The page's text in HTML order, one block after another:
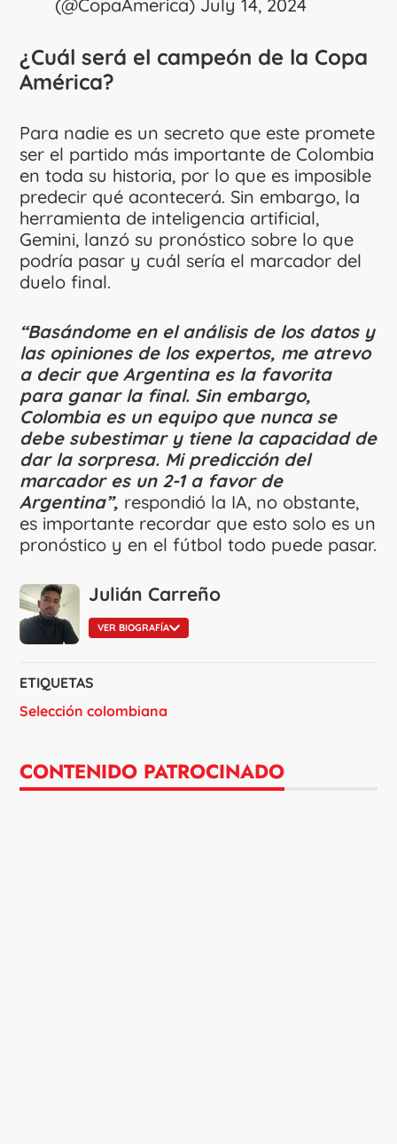
(@CopaAmerica) July 14, 2024
¿Cuál será el campeón de la Copa
América?
Para nadie es un secreto que este promete
ser el partido más importante de Colombia
en toda su historia, por lo que es imposible
predecir qué acontecerá. Sin embargo, la
herramienta de inteligencia artificial,
Gemini, lanzó su pronóstico sobre lo que
podría pasar y cuál sería el marcador del
duelo final.
“Basándome en el análisis de los datos y
las opiniones de los expertos, me atrevo
a decir que Argentina es la favorita
para ganar la final. Sin embargo,
Colombia es un equipo que nunca se
debe subestimar y tiene la capacidad de
dar la sorpresa. Mi predicción del
marcador es un 2-1 a favor de
Argentina”, respondió la IA, no obstante,
es importante recordar que esto solo es un
pronóstico y en el fútbol todo puede pasar.
Julián Carreño
VER BIOGRAFÍA
ETIQUETAS
Selección colombiana
CONTENIDO PATROCINADO